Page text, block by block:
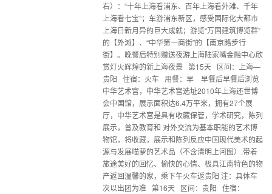
右）：“十年上海看浦东、百年上海看外滩、千年
上海看七宝”；车游浦东新区，感受国际化大都市
上海日新月异的巨大成就；游览“万国建筑博览群”
的【外滩】、“中华第一商街”的【南京路步行
街】。晚餐后特别赠送夜游上海陆家嘴金融中心欣
赏灯火辉煌的新上海夜景 第15天 区间：上海—
贵阳 住宿：火车 用餐：早 早餐后早餐后浏览
中华艺术宫，中华艺术宫选址2010年上海还世博
会中国馆，展示面积达6.4万平米，拥有27个展
厅，中华艺术宫是具有收藏保管，学术研究，陈列
展示，普及教育和 对外交流为基本职能的艺术博
物馆，将收藏，展示和陈列反应中国现代美术的起
源与发展喵萝的艺术品（不含清明上河图）.带着
旅途美好的回忆、愉快的心情、极具江南特色的物
产返回温馨的家，乘下午火车返贵阳 注：具体车
次以出团为准 第16天 区间：贵阳 住宿：